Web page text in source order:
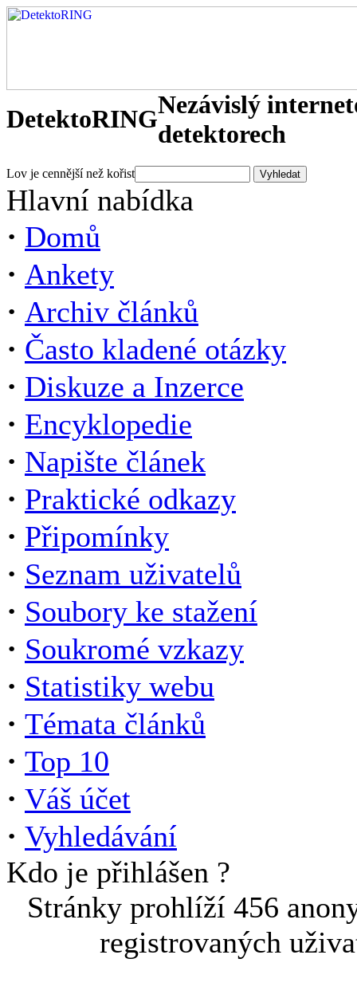
DetektoRINGNezávislý
detektorech
Lov je cennější než kořist
Hlavní nabídka
· Domů
· Ankety
· Archiv článků
· Často kladené otázky
· Diskuze a Inzerce
· Encyklopedie
· Napište článek
· Praktické odkazy
· Připomínky
· Seznam uživatelů
· Soubory ke stažení
· Soukromé vzkazy
· Statistiky webu
· Témata článků
· Top 10
· Váš účet
· Vyhledávání
Kdo je přihlášen ?
Stránky prohlíží 456
registrovaných